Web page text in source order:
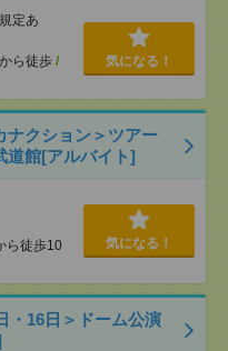
定あ
ら徒歩 /
気になる！
ナクション＞ツアー
道館[アルバイト]
ら徒歩10
気になる！
・16日＞ドーム公演